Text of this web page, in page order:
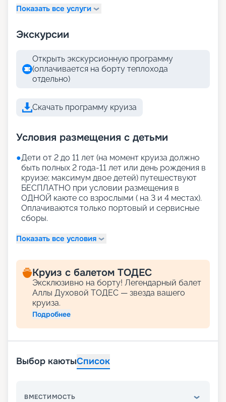
Показать все услуги
Экскурсии
Открыть экскурсионную программу
(оплачивается на борту теплохода
отдельно)
Скачать программу круиза
Условия размещения с детьми
●Дети от 2 до 11 лет (на момент круиза должно
быть полных 2 года-11 лет или день рождения в
круизе; максимум двое детей) путешествуют
БЕСПЛАТНО при условии размещения в
ОДНОЙ каюте со взрослыми ( на 3 и 4 местах).
Оплачиваются только портовый и сервисные
сборы.
Показать все условия
Круиз с балетом ТОДЕС
Эксклюзивно на борту! Легендарный балет
Аллы Духовой ТОДЕС — звезда вашего
круиза.
Подробнее
Выбор каютыСписок
ВМЕСТИМОСТЬ